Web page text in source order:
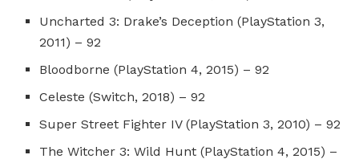
Uncharted 3: Drake’s Deception (PlayStation 3,
2011) – 92
Bloodborne (PlayStation 4, 2015) – 92
Celeste (Switch, 2018) – 92
Super Street Fighter IV (PlayStation 3, 2010) – 92
The Witcher 3: Wild Hunt (PlayStation 4, 2015) –